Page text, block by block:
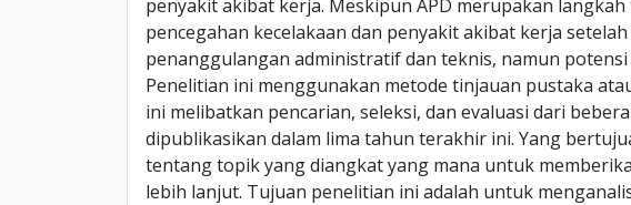
penyakit akibat kerja. Meskipun APD merupakan
pencegahan kecelakaan dan penyakit akibat kerja
penanggulangan administratif dan teknis, namun
Penelitian ini menggunakan metode tinjauan pustaka
ini melibatkan pencarian, seleksi, dan evaluasi dari
dipublikasikan dalam lima tahun terakhir ini. Yang
tentang topik yang diangkat yang mana untuk
lebih lanjut. Tujuan penelitian ini adalah untuk